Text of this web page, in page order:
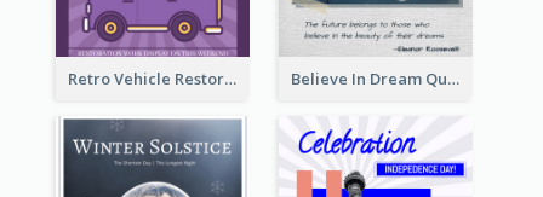
Retro Vehicle Restoration Instagram Post Believe In Dream Quote Instagram Post